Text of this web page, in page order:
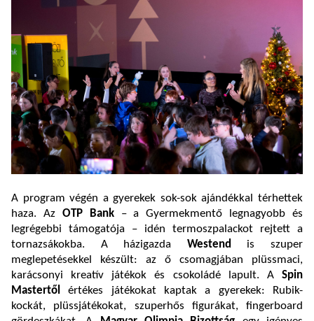
A program végén a gyerekek sok-sok ajándékkal térhettek
haza. Az OTP Bank– a Gyermekmentő legnagyobb és
legrégebbi támogatója – idén termoszpalackot rejtett a
tornazsákokba. A házigazda Westend
is szuper
meglepetésekkel készült: az ő csomagjában plüssmaci,
karácsonyi kreatív játékok és csokoládé lapult. A Spin
Mastertől
értékes játékokat kaptak a gyerekek: Rubik-
kockát, plüssjátékokat, szuperhős figurákat, fingerboard